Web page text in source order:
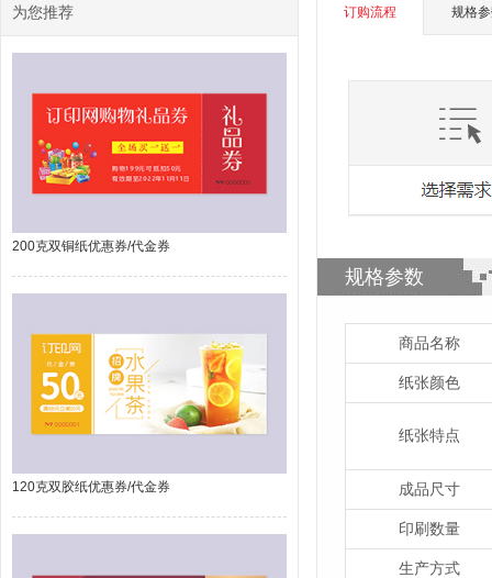
为您推荐
200克双铜纸优惠券/代金券
120克双胶纸优惠券/代金券
订购流程 规格
规格参数
商品名称
纸张颜色
纸张特点
成品尺寸
印刷数量
生产方式